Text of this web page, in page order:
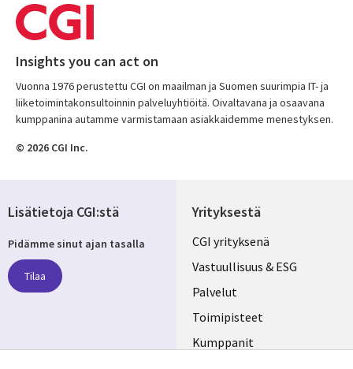
Insights you can act on
Vuonna 1976 perustettu CGI on maailman ja Suomen suurimpia IT- ja
liiketoimintakonsultoinnin palveluyhtiöitä. Oivaltavana ja osaavana
kumppanina autamme varmistamaan asiakkaidemme menestyksen.
© 2026 CGI Inc.
Yrityksestä
Useful
links
FINLAND
CGI yrityksenä
Vastuullisuus & ESG
Palvelut
Toimipisteet
Kumppanit
Lisätietoja CGI:stä
Pidämme sinut ajan tasalla
Tilaa